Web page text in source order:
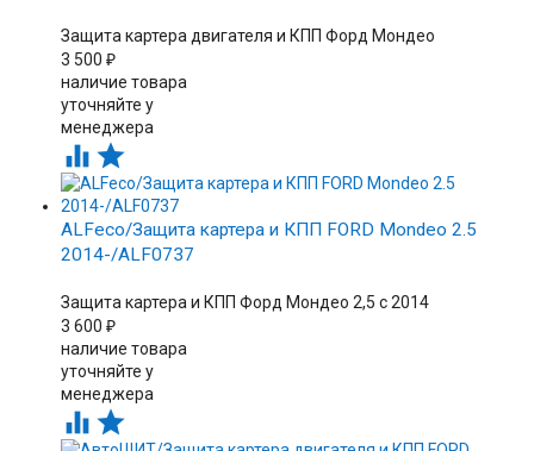
Защита картера двигателя и КПП Форд Мондео
3 500 ₽
наличие товара
уточняйте у
менеджера
 
ALFeco/Защита картера и КПП FORD Mondeo 2.5
2014-/ALF0737
Защита картера и КПП Форд Мондео 2,5 с 2014
3 600 ₽
наличие товара
уточняйте у
менеджера
 